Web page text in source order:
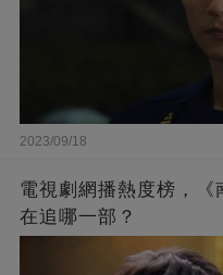
2023/09/18
電視劇網播熱度榜，
在追哪一部？